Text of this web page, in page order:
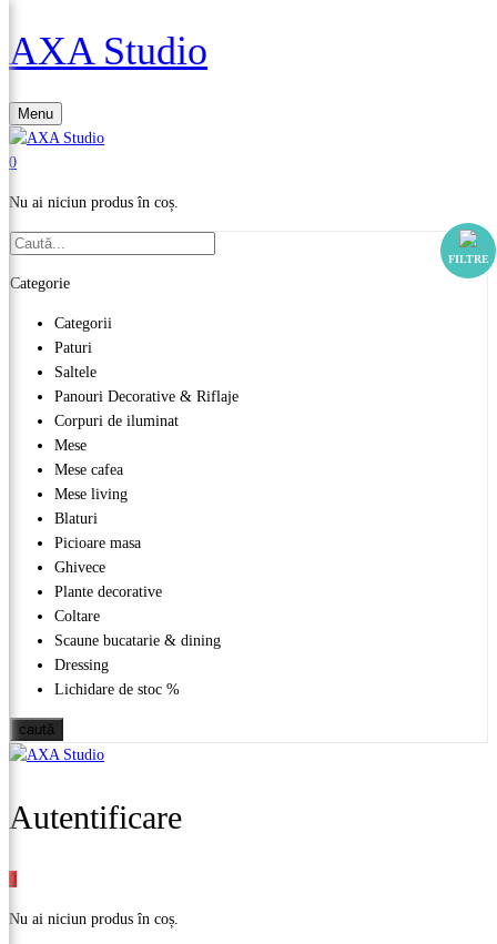
AXA Studio
Menu
0
Nu ai niciun produs în coș.
Categorie
Categorii
Paturi
Saltele
Panouri Decorative & Riflaje
Corpuri de iluminat
Mese
Mese cafea
Mese living
Blaturi
Picioare masa
Ghivece
Plante decorative
Coltare
Scaune bucatarie & dining
Dressing
Lichidare de stoc %
caută
Autentificare
0
Nu ai niciun produs în coș.
FILTRE